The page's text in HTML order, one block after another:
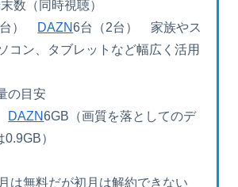
数（同時視聴）
台） DAZN6台（2台） 家族やス
コン、タブレットなど幅広く活用
の目安
DAZN6GB（画質を落としてのデ
）
は無料だが初月は解約できない